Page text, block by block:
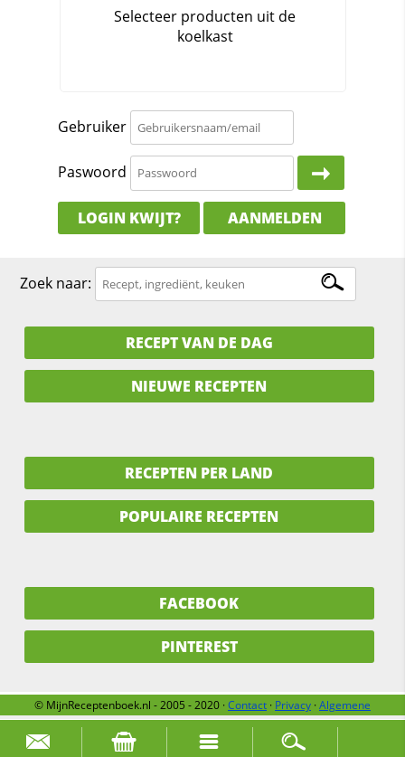
Zoek naar:
Gebruiker
Paswoord
LOGIN KWIJT? AANMELDEN
Zoek naar:
RECEPT VAN DE DAG
NIEUWE RECEPTEN
RECEPTEN PER LAND
POPULAIRE RECEPTEN
FACEBOOK
PINTEREST
© MijnReceptenboek.nl - 2005 - 2020 ·Contact · Privacy ·Algemene
voorwaarden
Over ons